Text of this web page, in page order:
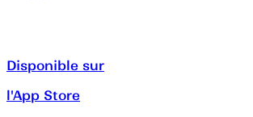
Disponible sur
l'App Store